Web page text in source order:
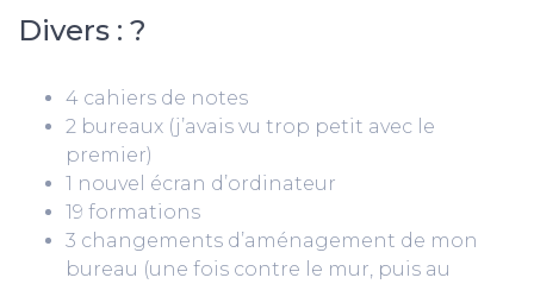
Divers : ?
4 cahiers de notes
2 bureaux (j’avais vu trop petit avec le
premier)
1 nouvel écran d’ordinateur
19 formations
3 changements d’aménagement de mon
bureau (une fois contre le mur, puis au